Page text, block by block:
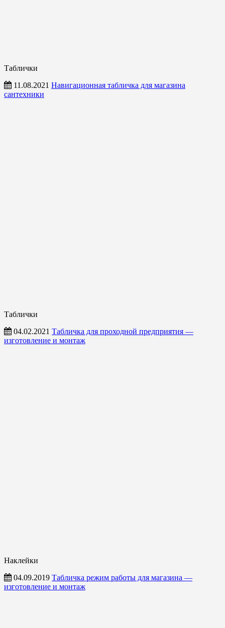
Таблички
11.08.2021 Навигационная табличка для магазина
сантехники
Таблички
04.02.2021 Табличка для проходной предприятия —
изготовление и монтаж
Наклейки
04.09.2019 Табличка режим работы для магазина —
изготовление и монтаж